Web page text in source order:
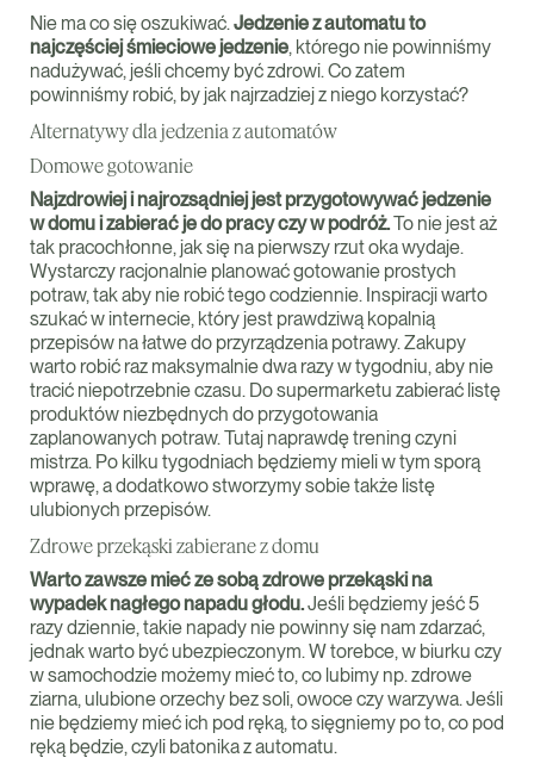
Nie ma co się oszukiwać.Jedzenie z automatu to
najczęściej śmieciowe jedzenie, którego nie powinniśmy
nadużywać, jeśli chcemy być zdrowi. Co zatem
powinniśmy robić, by jak najrzadziej z niego korzystać?
Alternatywy dla jedzenia z automatów
Domowe gotowanie
Najzdrowiej i najrozsądniej jest przygotowywać jedzenie
w domu i zabierać je do pracy czy w podróż.To nie jest aż
tak pracochłonne, jak się na pierwszy rzut oka wydaje.
Wystarczy racjonalnie planować gotowanie prostych
potraw, tak aby nie robić tego codziennie. Inspiracji warto
szukać w internecie, który jest prawdziwą kopalnią
przepisów na łatwe do przyrządzenia potrawy. Zakupy
warto robić raz maksymalnie dwa razy w tygodniu, aby nie
tracić niepotrzebnie czasu. Do supermarketu zabierać listę
produktów niezbędnych do przygotowania
zaplanowanych potraw. Tutaj naprawdę trening czyni
mistrza. Po kilku tygodniach będziemy mieli w tym sporą
wprawę, a dodatkowo stworzymy sobie także listę
ulubionych przepisów.
Zdrowe przekąski zabierane z domu
Warto zawsze mieć ze sobą zdrowe przekąski na
wypadek nagłego napadu głodu.Jeśli będziemy jeść 5
razy dziennie, takie napady nie powinny się nam zdarzać,
jednak warto być ubezpieczonym. W torebce, w biurku czy
w samochodzie możemy mieć to, co lubimy np. zdrowe
ziarna, ulubione orzechy bez soli, owoce czy warzywa. Jeśli
nie będziemy mieć ich pod ręką, to sięgniemy po to, co pod
ręką będzie, czyli batonika z automatu.